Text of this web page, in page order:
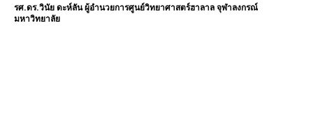
รศ.ดร.วินัย ดะห์ลัน ผู้อำนวยการศูนย์วิทยาศาสตร์ฮาลาล จุฬาลงกรณ์
มหาวิทยาลัย